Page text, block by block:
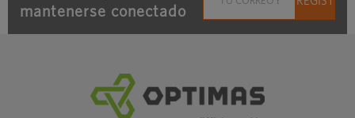
mantenerse conectado